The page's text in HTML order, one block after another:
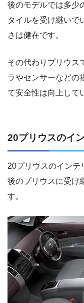
後のモデルでは多少
タイルを受け継いで
さは健在です。
その代わりプリウス
ラやセンサーなどの
て安全性は向上して
20プリウスのイ
20プリウスのインテ
後のプリウスに受け
す。